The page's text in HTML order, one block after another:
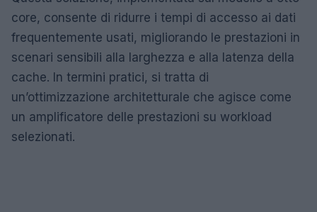
core, consente di ridurre i tempi di accesso ai dati
frequentemente usati, migliorando le prestazioni in
scenari sensibili alla larghezza e alla latenza della
cache. In termini pratici, si tratta di
un’ottimizzazione architetturale che agisce come
un amplificatore delle prestazioni su workload
selezionati.